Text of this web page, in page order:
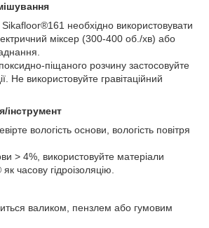
необхідно використовувати
міксер (300-400 об./хв) або
піщаного розчину застосовуйте
Не використовуйте гравітаційний
інструмент
вологість основи, вологість повітря
> 4%, використовуйте матеріали
часову гідроізоляцію.
валиком, пензлем або гумовим